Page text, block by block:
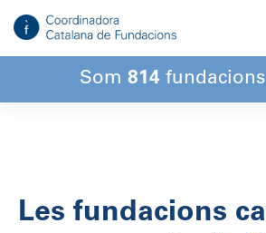
contingut
Som 814
Les fundacions